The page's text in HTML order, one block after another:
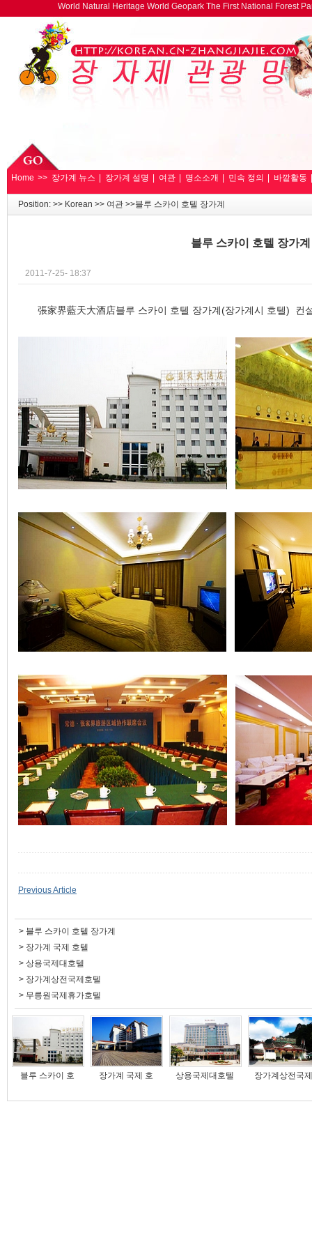
World Natural Heritage World Geopark The First National
Home >> 장가계 뉴스 장가계 설명 여관 명소소개 민속 정의 바깥활동
Position: >> Korean >> 여관 >>블루 스카이 호텔 장가계
블루 스카이 호텔 장가계
2011-7-25- 18:37
張家界藍天大酒店블루 스카이 호텔 장가계(장가계시 호텔) 컨
Previous Article
> 블루 스카이 호텔 장가계
> 장가계 국제 호텔
> 상용국제대호텔
> 장가계상전국제호텔
> 무릉원국제휴가호텔
블루 스카이 호 장가계 국제 호 상용국제대호텔 장가계상전국